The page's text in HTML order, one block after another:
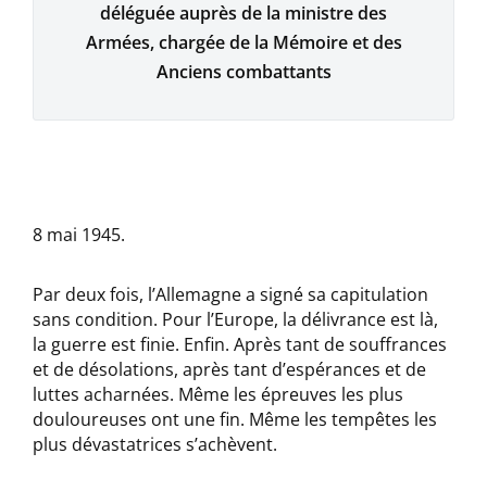
déléguée auprès de la ministre des
Armées, chargée de la Mémoire et des
Anciens combattants
8 mai 1945.
Par deux fois, l’Allemagne a signé sa capitulation
sans condition. Pour l’Europe, la délivrance est là,
la guerre est finie. Enfin. Après tant de souffrances
et de désolations, après tant d’espérances et de
luttes acharnées. Même les épreuves les plus
douloureuses ont une fin. Même les tempêtes les
plus dévastatrices s’achèvent.